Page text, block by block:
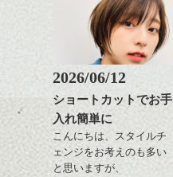
いものを全体になじませ
整えるだけですよ。
これからのスタイルチェ
ンジの事等
是非なんでもご相談して
下さい。
お待ちしております
おすすめですね。
前髪もやや重めにカット
してラインを強調するの
もこれからは良い感じで
す、
目元が引き締まった印象
に。
2026/06/12
ショートカットでお手
入れ簡単に
こんにちは、スタイルチ
ェンジをお考えのも多い
と思いますが、